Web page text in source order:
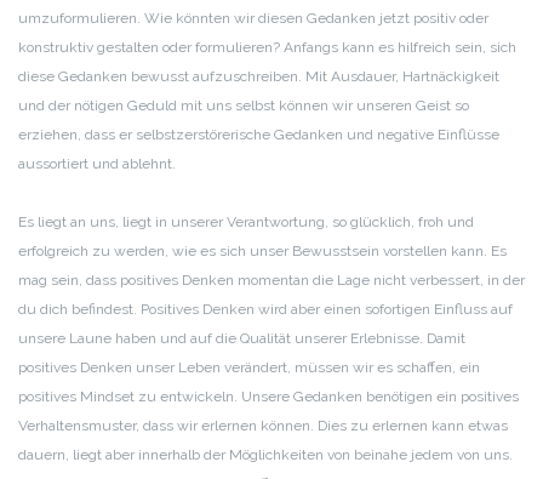
umzuformulieren. Wie könnten wir diesen Gedanken jetzt positiv oder
konstruktiv gestalten oder formulieren? Anfangs kann es hilfreich sein, sich
diese Gedanken bewusst aufzuschreiben. Mit Ausdauer, Hartnäckigkeit
und der nötigen Geduld mit uns selbst können wir unseren Geist so
erziehen, dass er selbstzerstörerische Gedanken und negative Einflüsse
aussortiert und ablehnt.
Es liegt an uns, liegt in unserer Verantwortung, so glücklich, froh und
erfolgreich zu werden, wie es sich unser Bewusstsein vorstellen kann. Es
mag sein, dass positives Denken momentan die Lage nicht verbessert, in der
du dich befindest. Positives Denken wird aber einen sofortigen Einfluss auf
unsere Laune haben und auf die Qualität unserer Erlebnisse. Damit
positives Denken unser Leben verändert, müssen wir es schaffen, ein
positives Mindset zu entwickeln. Unsere Gedanken benötigen ein positives
Verhaltensmuster, dass wir erlernen können. Dies zu erlernen kann etwas
dauern, liegt aber innerhalb der Möglichkeiten von beinahe jedem von uns.